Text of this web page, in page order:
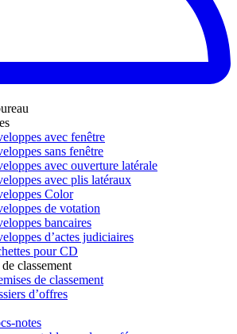
avec fenêtre
sans fenêtre
avec ouverture latérale
avec plis latéraux
Color
de votation
bancaires
d’actes judiciaires
pour CD
classement
de classement
d’offres
notes